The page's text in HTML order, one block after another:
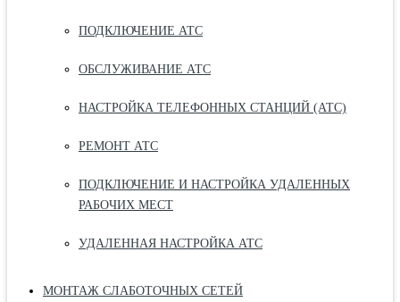
ПОДКЛЮЧЕНИЕ АТС
ОБСЛУЖИВАНИЕ АТС
НАСТРОЙКА ТЕЛЕФОННЫХ СТАНЦИЙ (АТС)
РЕМОНТ АТС
ПОДКЛЮЧЕНИЕ И НАСТРОЙКА УДАЛЕННЫХ
РАБОЧИХ МЕСТ
УДАЛЕННАЯ НАСТРОЙКА АТС
МОНТАЖ СЛАБОТОЧНЫХ СЕТЕЙ